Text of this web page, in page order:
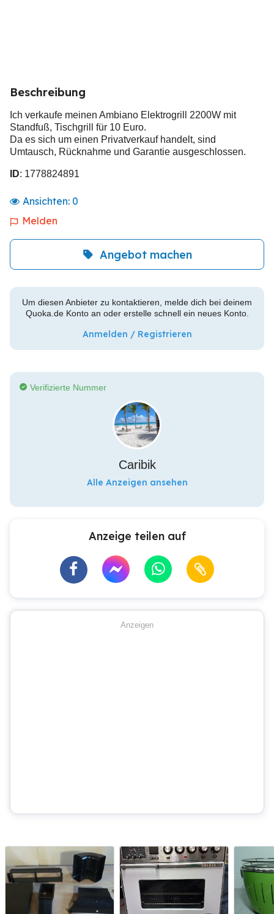
Beschreibung
Ich verkaufe meinen Ambiano Elektrogrill 2200W mit
Standfuß, Tischgrill für 10 Euro.
Da es sich um einen Privatverkauf handelt, sind
Umtausch, Rücknahme und Garantie ausgeschlossen.
ID: 1778824891
Ansichten: 0
Melden
Angebot machen
Um diesen Anbieter zu kontaktieren, melde dich bei deinem
Quoka.de Konto an oder erstelle schnell ein neues Konto.
Anmelden / Registrieren
Verifizierte Nummer
Caribik
Alle Anzeigen ansehen
Anzeige teilen auf
Anzeigen